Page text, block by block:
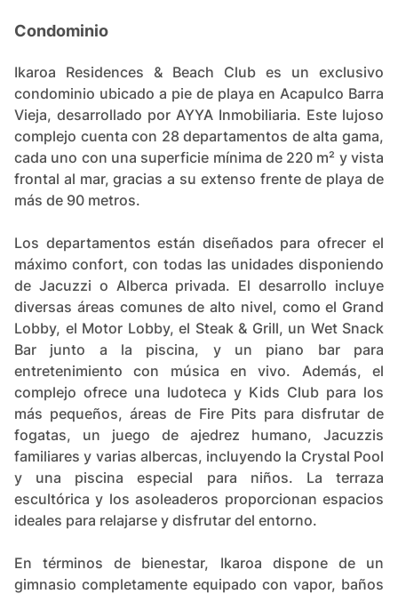
Condominio
Ikaroa Residences & Beach Club es un exclusivo
condominio ubicado a pie de playa en Acapulco Barra
Vieja, desarrollado por AYYA Inmobiliaria. Este lujoso
complejo cuenta con 28 departamentos de alta gama,
cada uno con una superficie mínima de 220 m² y vista
frontal al mar, gracias a su extenso frente de playa de
más de 90 metros.
Los departamentos están diseñados para ofrecer el
máximo confort, con todas las unidades disponiendo
de Jacuzzi o Alberca privada. El desarrollo incluye
diversas áreas comunes de alto nivel, como el Grand
Lobby, el Motor Lobby, el Steak & Grill, un Wet Snack
Bar junto a la piscina, y un piano bar para
entretenimiento con música en vivo. Además, el
complejo ofrece una ludoteca y Kids Club para los
más pequeños, áreas de Fire Pits para disfrutar de
fogatas, un juego de ajedrez humano, Jacuzzis
familiares y varias albercas, incluyendo la Crystal Pool
y una piscina especial para niños. La terraza
escultórica y los asoleaderos proporcionan espacios
ideales para relajarse y disfrutar del entorno.
En términos de bienestar, Ikaroa dispone de un
gimnasio completamente equipado con vapor, baños